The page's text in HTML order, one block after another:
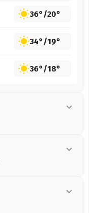
36°/20°
34°/19°
36°/18°